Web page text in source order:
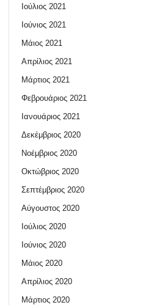
Ιούλιος 2021
Ιούνιος 2021
Μάιος 2021
Απρίλιος 2021
Μάρτιος 2021
Φεβρουάριος 2021
Ιανουάριος 2021
Δεκέμβριος 2020
Νοέμβριος 2020
Οκτώβριος 2020
Σεπτέμβριος 2020
Αύγουστος 2020
Ιούλιος 2020
Ιούνιος 2020
Μάιος 2020
Απρίλιος 2020
Μάρτιος 2020